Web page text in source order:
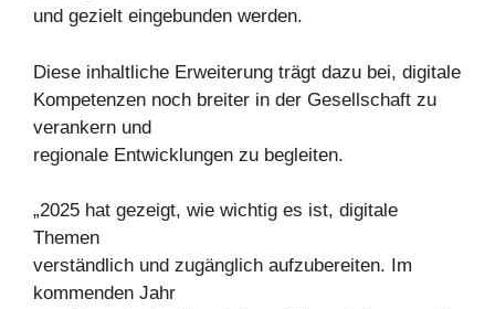
und gezielt eingebunden werden.
Diese inhaltliche Erweiterung trägt dazu bei, digitale
Kompetenzen noch breiter in der Gesellschaft zu
verankern und
regionale Entwicklungen zu begleiten.
„2025 hat gezeigt, wie wichtig es ist, digitale
Themen
verständlich und zugänglich aufzubereiten. Im
kommenden Jahr